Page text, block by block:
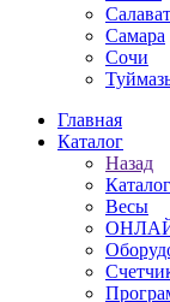
Салават
Самара
Сочи
Главная
Каталог
Назад
Каталог
Весы